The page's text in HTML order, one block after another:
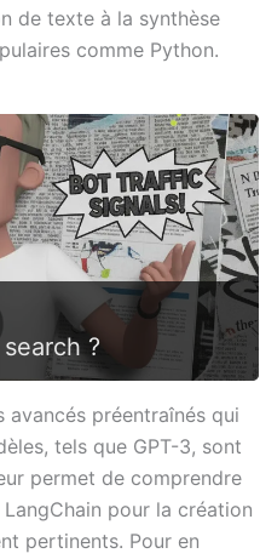
de texte à la synthèse
comme Python.
?
avancés préentraînés qui
tels que GPT-3, sont
permet de comprendre
pour la création
pertinents. Pour en